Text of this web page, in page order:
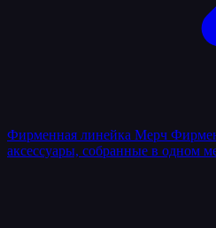
Фирменная линейка Мерч
аксессуары, собранные в одном